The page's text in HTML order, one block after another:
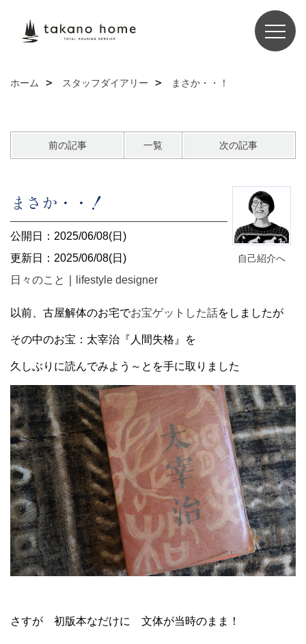
ホーム スタッフダイアリー まさか・・！
前の記事 一覧 次の記事
自己紹介へ
まさか・・！
公開日：2025/06/08(日)
更新日：2025/06/08(日)
日々のこと
lifestyle designer
以前、古屋解体のお宅でお宝ゲットした話をしましたが
その中のお宝：太宰治『人間失格』を
久しぶりに読んでみよう～とを手に取りました
さすが 初版本なだけに 文体が当時のまま！